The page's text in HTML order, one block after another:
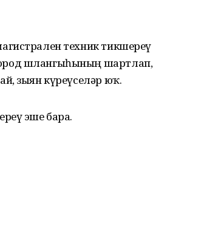
техник тикшереү
шлангыһының шартлап,
зыян күреүселәр юҡ.
эше бара.